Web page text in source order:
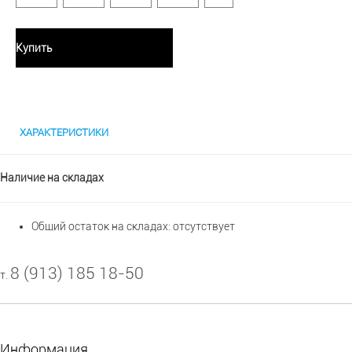
Купить
ХАРАКТЕРИСТИКИ
Наличие на складах
Общий остаток на складах: отсутствует
т. 8 (913) 185 18-50